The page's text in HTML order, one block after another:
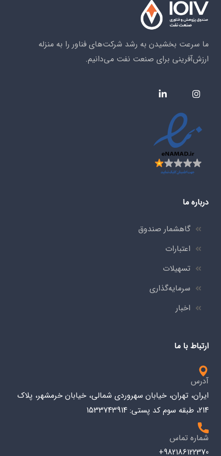
ما سرعت بخشیدن به رشد شرکت‌های فناور را به منزله
ارزش‌آفرینی برای صنعت نفت می‌دانیم.
درباره ما
گاهشمار صندوق
اعتبارات
تسهیلات
سرمایه‌گذاری
اخبار
ارتباط با ما
آدرس
ایران، تهران، خیابان سهروردی شمالی، خیابان خرمشهر، پلاک
214، طبقه سوم کد پستی: 1533743914
شماره تماس
982186122370+